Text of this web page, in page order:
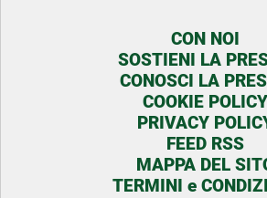
CON NOI
SOSTIENI LA
CONOSCI LA
COOKIE POLICY
PRIVACY
FEED RSS
MAPPA DEL
TERMINI e